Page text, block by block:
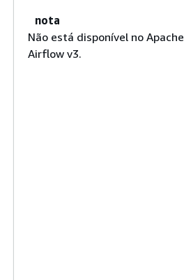
nota
Não está disponível no Apache
Airflow v3.